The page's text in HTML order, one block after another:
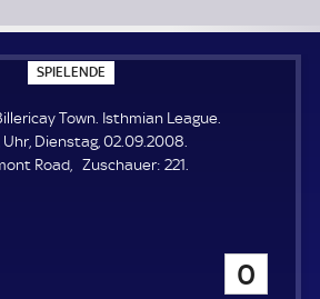
SPIELENDE
P
E
L
E
N
Town. Isthmian League.
Uhr, Dienstag, 02.09.2008.
Road
Zuschauer: Z
221.
0